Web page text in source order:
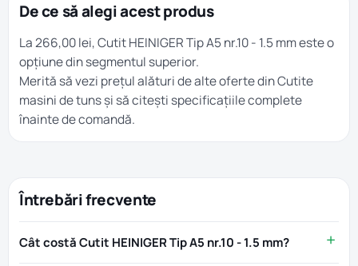
De ce să alegi acest produs
La 266,00 lei, Cutit HEINIGER Tip A5 nr.10 - 1.5 mm este o
opțiune din segmentul superior.
Merită să vezi prețul alături de alte oferte dinCutite
masini de tunsși să citești specificațiile complete
înainte de comandă.
Întrebări frecvente
Cât costă Cutit HEINIGER Tip A5 nr.10 - 1.5 mm?